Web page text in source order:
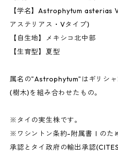
【学名】Astrophytum asterias
アステリアス・Vタイプ)
【自生地】メキシコ北中部
【生育型】夏型
属名の"Astrophytum"はギリシ
(樹木)を組み合わせたもの。
※タイの実生株です。
※ワシントン条約-附属書Ⅰのた
承認とタイ政府の輸出承認